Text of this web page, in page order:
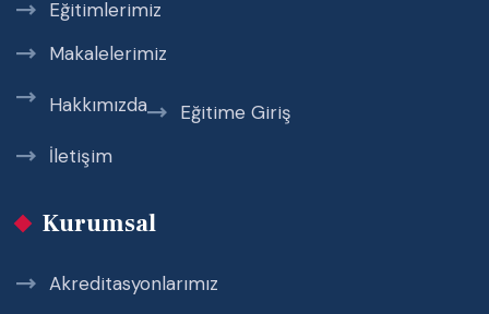
Eğitimlerimiz
Makalelerimiz
Hakkımızda
Eğitime Giriş
İletişim
Kurumsal
Akreditasyonlarımız